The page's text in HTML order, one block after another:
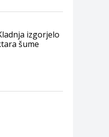
izgorjelo
šume